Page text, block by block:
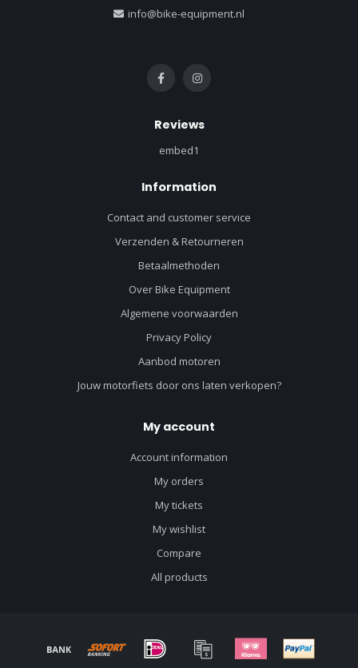
info@bike-equipment.nl
Reviews
embed1
Information
Contact and customer service
Verzenden & Retourneren
Betaalmethoden
Over Bike Equipment
Algemene voorwaarden
Privacy Policy
Aanbod motoren
Jouw motorfiets door ons laten verkopen?
My account
Account information
My orders
My tickets
My wishlist
Compare
All products